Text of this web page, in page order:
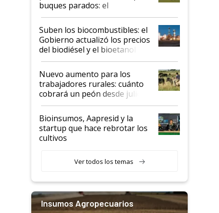
buques parados: el
funcionamiento de las
exportadoras en tensión tras
la medida de fuerza de los
prácticos
Suben los biocombustibles: el
Gobierno actualizó los precios
del biodiésel y el bioetanol
Nuevo aumento para los
trabajadores rurales: cuánto
cobrará un peón desde julio
Bioinsumos, Aapresid y la
startup que hace rebrotar los
cultivos
Ver todos los temas
Insumos Agropecuarios